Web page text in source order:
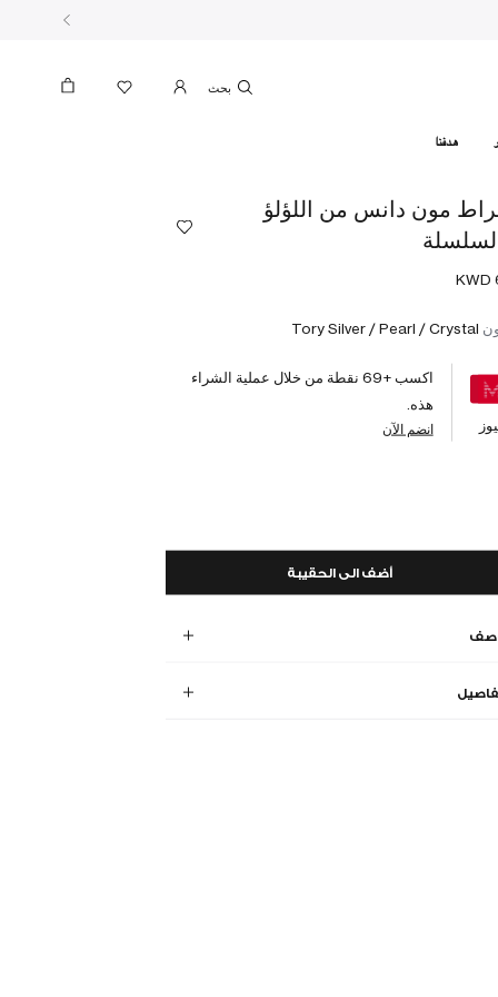
هدفنا
مون دانس من اللؤلؤ
Tory Silver / Pearl / Crystal
اكسب +69 نقطة من خلال عملية الشراء
هذه.
انضم الآن
أضف الى الحقيبة